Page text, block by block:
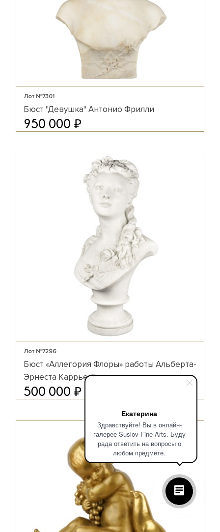
Екатерина
Здравствуйте! Вы в онлайн-
галерее Suslov Fine Arts. Буду
рада ответить на вопросы о
любом предмете.
Лот №7301
Бюст "Девушка" Антонио Фрилли
950 000 ₽
Лот №7296
Бюст «Аллегория Флоры» работы Альберта-
Эрнеста Каррье-Беллеза
500 000 ₽